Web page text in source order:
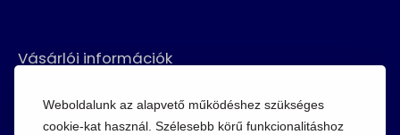
Weboldalunk az alapvető működéshez szükséges
cookie-kat használ. Szélesebb körű funkcionalitáshoz
Vásárlói információk